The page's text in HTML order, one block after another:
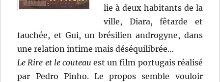
lie à deux habitants de la
ville, Diara, fêtarde et
fauchée, et Gui, un brésilien androgyne, dans
une relation intime mais déséquilibrée…
Le Rire et le couteau est un film portugais réalisé
par Pedro Pinho. Le propos semble vouloir